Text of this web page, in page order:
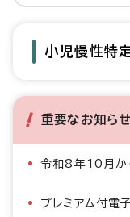
小児慢性特
重要なお知らせ
令和8年10月か
プレミアム付電